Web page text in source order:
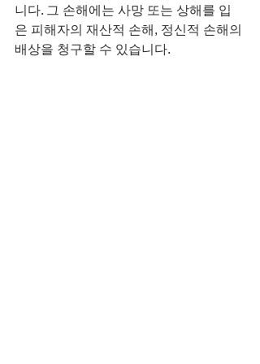
니다. 그 손해에는 사망 또는 상해를 입
은 피해자의 재산적 손해, 정신적 손해의
배상을 청구할 수 있습니다.